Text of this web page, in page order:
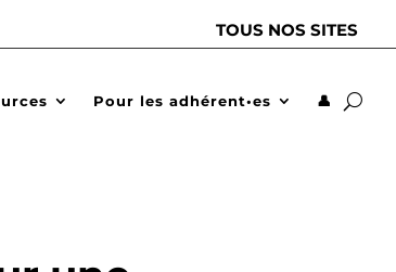
TOUS NOS SITES
Pour les adhérent•es 👤